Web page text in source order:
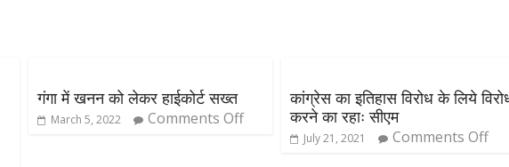
गंगा में खनन को लेकर हाईकोर्ट सख्त
March 5, 2022 Comments Off
कांग्रेस का इतिहास विरोध के लिये
करने का रहाः सीएम
July 21, 2021 Comments Off